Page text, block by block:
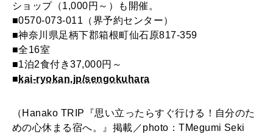
ショップ（1,000円～）も開催。
■0570-073-011（界予約センター）
■神奈川県足柄下郡箱根町仙石原817-359
■全16室
■1泊2食付き37,000円～
■ kai-ryokan.jp/sengokuhara
（Hanako TRIP『思い立ったらすぐ行ける！自分のた
めの心休まる宿へ。』掲載／photo：TMegumi Seki